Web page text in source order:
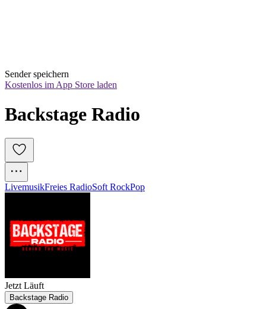
Sender speichern
Kostenlos im App Store laden
Backstage Radio
LivemusikFreies RadioSoft RockPop
Jetzt Läuft
Backstage Radio